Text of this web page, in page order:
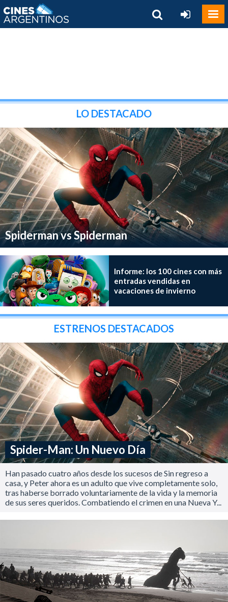
LO DESTACADO
Spiderman vs Spiderman
Informe: los 100 cines con más
entradas vendidas en
vacaciones de invierno
ESTRENOS DESTACADOS
Spider-Man: Un Nuevo Día
Han pasado cuatro años desde los sucesos de Sin regreso a
casa, y Peter ahora es un adulto que vive completamente solo,
tras haberse borrado voluntariamente de la vida y la memoria
de sus seres queridos. Combatiendo el crimen en una Nueva Y...